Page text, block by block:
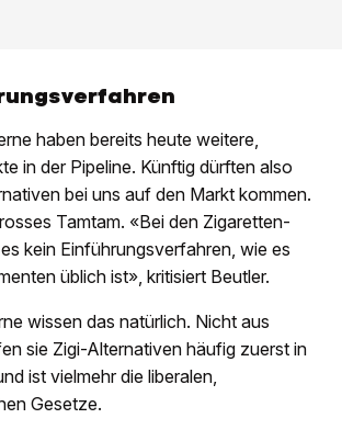
haben bereits heute weitere,
in der Pipeline. Künftig dürften also
bei uns auf den Markt kommen.
Tamtam. «Bei den Zigaretten-
kein Einführungsverfahren, wie es
üblich ist», kritisiert Beutler.
wissen das natürlich. Nicht aus
sie Zigi-Alternativen häufig zuerst in
ist vielmehr die liberalen,
Gesetze.